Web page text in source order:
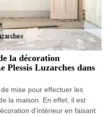
la décoration
Plessis Luzarches dans
mise pour effectuer les
la maison. En effet, il est
d'intérieur en faisant